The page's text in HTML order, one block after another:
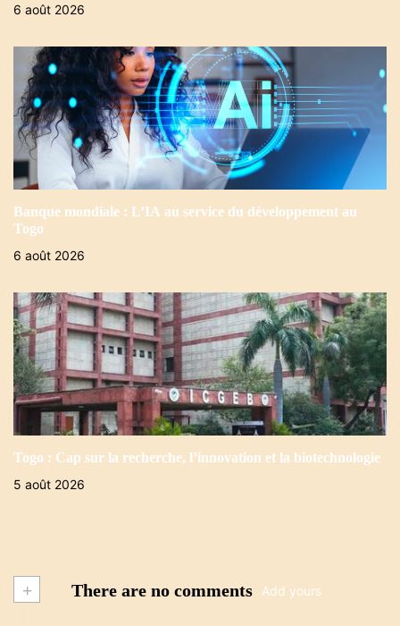
6 août 2026
Banque mondiale : L’IA au service du développement au
Togo
6 août 2026
Togo : Cap sur la recherche, l’innovation et la biotechnologie
5 août 2026
+ There are no comments Add yours